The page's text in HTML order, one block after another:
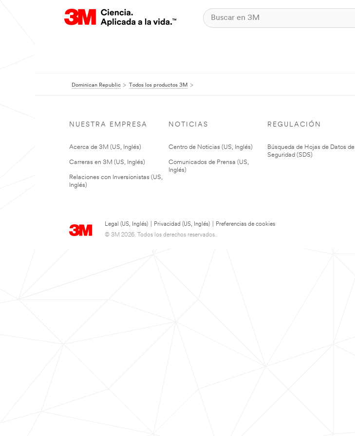
Dominican Republic Todos los productos 3M
NUESTRA EMPRESA
Acerca de 3M (US, Inglés)
Carreras en 3M (US, Inglés)
Relaciones con Inversionistas (US,
Inglés)
NOTICIAS
Centro de Noticias (US, Inglés)
Comunicados de Prensa (US,
Inglés)
REGULACIÓN
Búsqueda de Hojas de Datos de
Seguridad (SDS)
Legal (US, Inglés) Privacidad (US, Inglés)
Preferencias de cookies
© 3M 2026. Todos los derechos reservados..